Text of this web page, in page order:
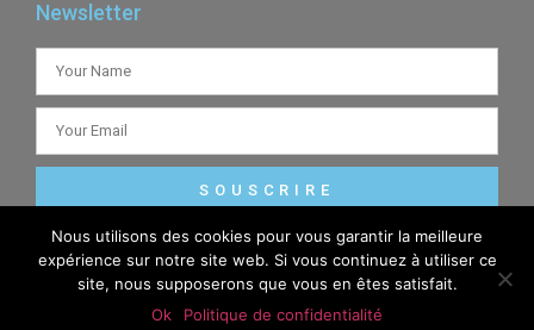
Newsletter
SOUSCRIRE
© 2020 TOUS DROITS RÉSERVÉS ECOLE STE THÉRÈSE ALENÇON
CRÉATION DE SITE INTERNET PAR JE COMMUNIQUE
Nous utilisons des cookies pour vous garantir la meilleure
expérience sur notre site web. Si vous continuez à utiliser ce
site, nous supposerons que vous en êtes satisfait.
Ok
Politique de confidentialité